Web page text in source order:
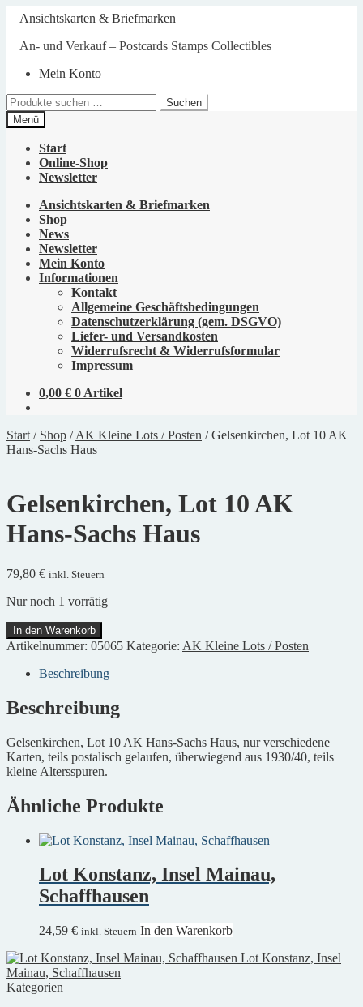
Zur
Navigation
springen
Zum
Inhalt
springen
Ansichtskarten & Briefmarken
An- und Verkauf – Postcards Stamps Collectibles
Mein Konto
Suchen
nach:
Suchen
Menü
Start
Online-Shop
Newsletter
Ansichtskarten & Briefmarken
Shop
News
Newsletter
Mein Konto
Informationen
Kontakt
Allgemeine Geschäftsbedingungen
Datenschutzerklärung (gem. DSGVO)
Liefer- und Versandkosten
Widerrufsrecht & Widerrufsformular
Impressum
0,00 € 0 Artikel
Start / Shop /AK Kleine Lots / Posten /Gelsenkirchen, Lot 10 AK
Hans-Sachs Haus
Gelsenkirchen, Lot 10 AK
Hans-Sachs Haus
79,80 € inkl. Steuern
Nur noch 1 vorrätig
Gelsenkirchen,
Lot
Sachs
Haus
In den Warenkorb
Artikelnummer: 05065 Kategorie: AK Kleine Lots / Posten
Beschreibung
Beschreibung
Gelsenkirchen, Lot 10 AK Hans-Sachs Haus, nur verschiedene
Karten, teils postalisch gelaufen, überwiegend aus 1930/40, teils
kleine Altersspuren.
Ähnliche Produkte
Lot Konstanz, Insel Mainau,
Schaffhausen
24,59 € inkl. Steuern In den Warenkorb
Lot Konstanz, Insel
Mainau, Schaffhausen
Kategorien